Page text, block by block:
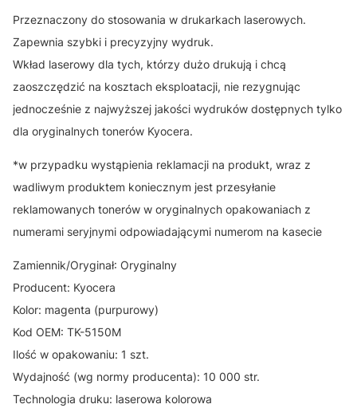
Przeznaczony do stosowania w drukarkach laserowych.
Zapewnia szybki i precyzyjny wydruk.
Wkład laserowy dla tych, którzy dużo drukują i chcą
zaoszczędzić na kosztach eksploatacji, nie rezygnując
jednocześnie z najwyższej jakości wydruków dostępnych tylko
dla oryginalnych tonerów Kyocera.
*w przypadku wystąpienia reklamacji na produkt, wraz z
wadliwym produktem koniecznym jest przesyłanie
reklamowanych tonerów w oryginalnych opakowaniach z
numerami seryjnymi odpowiadającymi numerom na kasecie
Zamiennik/Oryginał: Oryginalny
Producent: Kyocera
Kolor: magenta (purpurowy)
Kod OEM: TK-5150M
Ilość w opakowaniu: 1 szt.
Wydajność (wg normy producenta): 10 000 str.
Technologia druku: laserowa kolorowa